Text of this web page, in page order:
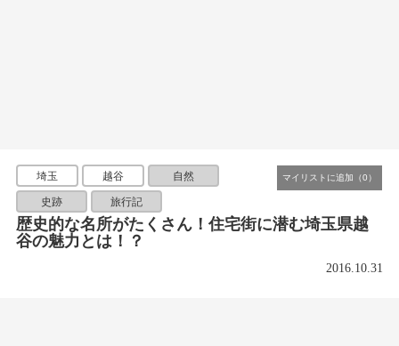
埼玉 越谷 自然
史跡 旅行記
歴史的な名所がたくさん！住宅街に潜む埼玉県越
谷の魅力とは！？
2016.10.31